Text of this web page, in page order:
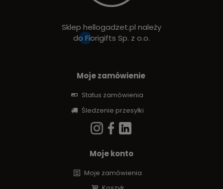
Sklep hellogadzet.pl należy
do Fiorigifts Sp. z o.o.
Moje zamówienie
Status zamówienia
Śledzenie przesyłki
Moje konto
Moje zamówienia